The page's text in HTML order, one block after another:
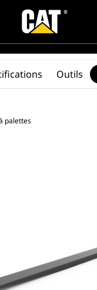
palettes
Outils